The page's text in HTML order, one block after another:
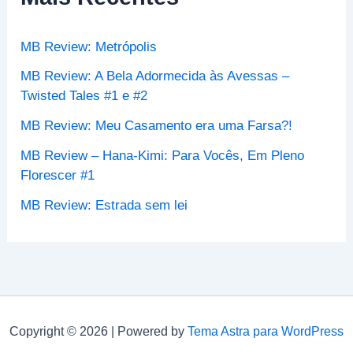
o
:
MB Review: Metrópolis
MB Review: A Bela Adormecida às Avessas –
Twisted Tales #1 e #2
MB Review: Meu Casamento era uma Farsa?!
MB Review – Hana-Kimi: Para Vocês, Em Pleno
Florescer #1
MB Review: Estrada sem lei
Copyright © 2026 | Powered by Tema Astra para WordPress